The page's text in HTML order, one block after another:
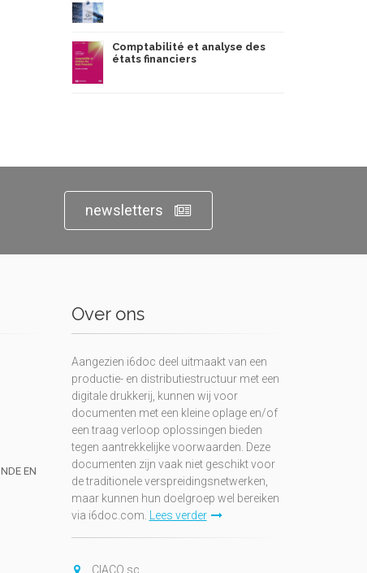
Comptabilité et analyse des
états financiers
newsletters
EN
Over ons
Aangezien i6doc deel uitmaakt van een
productie- en distributiestructuur met een
digitale drukkerij, kunnen wij voor
documenten met een kleine oplage en/of
een traag verloop oplossingen bieden
tegen aantrekkelijke voorwaarden. Deze
documenten zijn vaak niet geschikt voor
de traditionele verspreidingsnetwerken,
maar kunnen hun doelgroep wel bereiken
via i6doc.com.
Lees verder
CIACO sc